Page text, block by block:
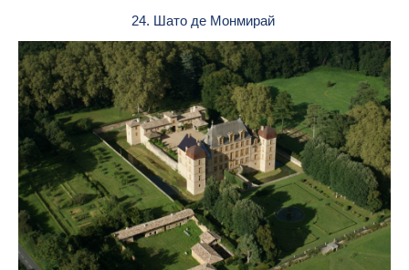
24. Шато де Монмирай